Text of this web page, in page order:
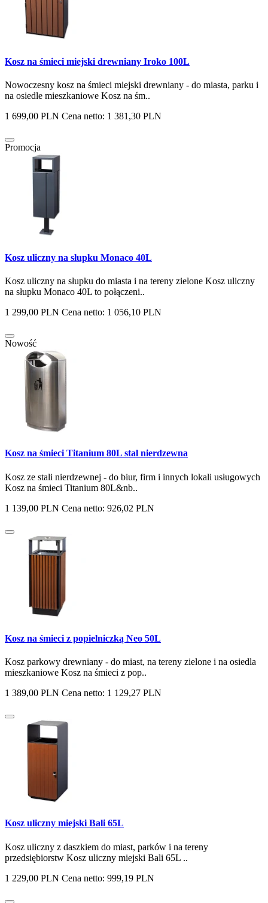
Kosz na śmieci miejski drewniany Iroko 100L
Nowoczesny kosz na śmieci miejski drewniany - do miasta, parku i
na osiedle mieszkaniowe Kosz na śm..
1 699,00 PLN Cena netto: 1 381,30 PLN
Promocja
Kosz uliczny na słupku Monaco 40L
Kosz uliczny na słupku do miasta i na tereny zielone Kosz uliczny
na słupku Monaco 40L to połączeni..
1 299,00 PLN Cena netto: 1 056,10 PLN
Nowość
Kosz na śmieci Titanium 80L stal nierdzewna
Kosz ze stali nierdzewnej - do biur, firm i innych lokali usługowych
Kosz na śmieci Titanium 80L&nb..
1 139,00 PLN Cena netto: 926,02 PLN
Kosz na śmieci z popielniczką Neo 50L
Kosz parkowy drewniany - do miast, na tereny zielone i na osiedla
mieszkaniowe Kosz na śmieci z pop..
1 389,00 PLN Cena netto: 1 129,27 PLN
Kosz uliczny miejski Bali 65L
Kosz uliczny z daszkiem do miast, parków i na tereny
przedsiębiorstw Kosz uliczny miejski Bali 65L ..
1 229,00 PLN Cena netto: 999,19 PLN